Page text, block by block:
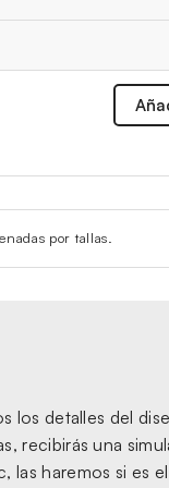
por tallas.
los detalles del
recibirás una
haremos si es